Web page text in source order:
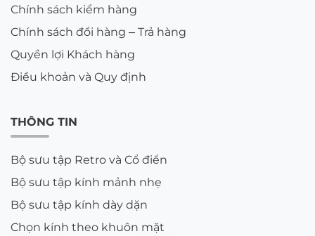
Chính sách kiểm hàng
Chính sách đổi hàng – Trả hàng
Quyền lợi Khách hàng
Điều khoản và Quy định
THÔNG TIN
Bộ sưu tập Retro và Cổ điển
Bộ sưu tập kính mảnh nhẹ
Bộ sưu tập kính dày dặn
Chọn kính theo khuôn mặt